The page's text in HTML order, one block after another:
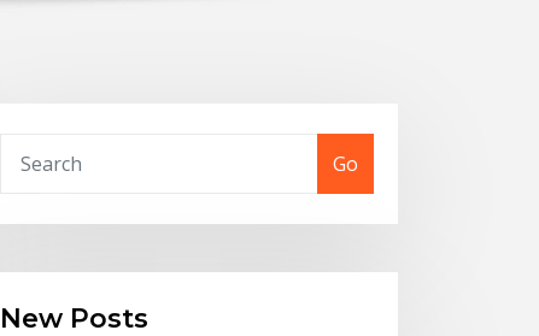
Go
New Posts